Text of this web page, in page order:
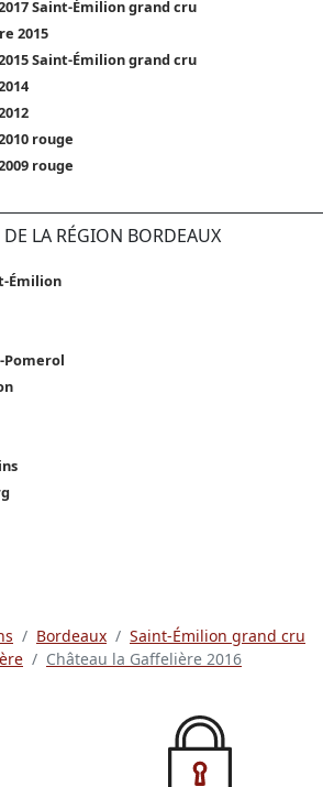
Saint-Émilion grand cru
2015
Saint-Émilion grand cru
rouge
rouge
DE LA RÉGION BORDEAUX
Émilion
Pomerol
Bordeaux
Saint-Émilion grand cru
Château la Gaffelière 2016